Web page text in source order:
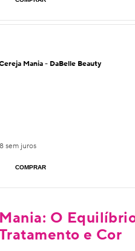
Mania - DaBelle Beauty
sem juros
COMPRAR
O
e Cor